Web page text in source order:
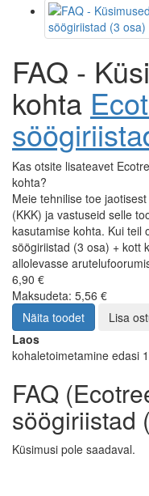
FAQ -
kohta
Kas otsite lisateavet
kohta?
Meie tehnilise toe
(KKK) ja vastuseid selle
kasutamise kohta. Kui teil
söögiriistad (3 osa) + kott
allolevasse
6,90 €
Maksudeta: 5,56 €
Näita toodet
Lisa
Laos
kohaletoimetamine edasi
FAQ
söögiriistad
Küsimusi pole saadaval.